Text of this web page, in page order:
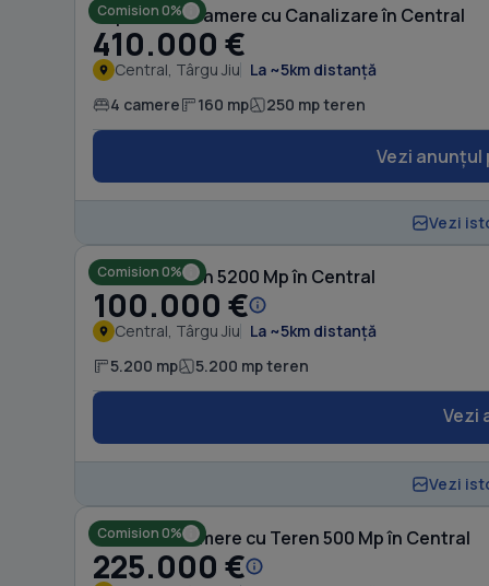
Comision 0%
Duplex cu 4 camere cu Canalizare în Central
410.000 €
Central, Târgu Jiu La ~5km distanță
4 camere 160 mp 250 mp teren
Vezi anunțul
Vezi
Comision 0%
Casă cu Teren 5200 Mp în Central
100.000 €
Central, Târgu Jiu La ~5km distanță
5.200 mp 5.200 mp teren
Vezi
Vezi
Comision 0%
Casă cu 4 camere cu Teren 500 Mp în Central
225.000 €